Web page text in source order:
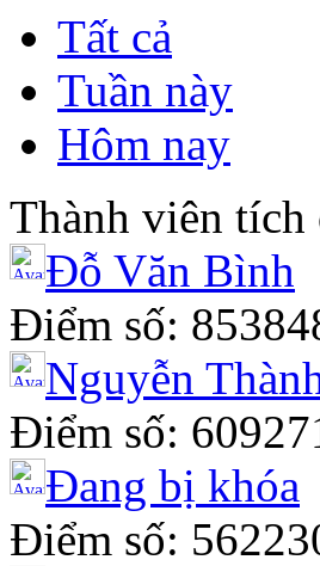
Tất cả
Tuần này
Hôm nay
Thành viên tích
Đỗ Văn Bình
Điểm số:
Nguyễn
Điểm số:
Đang bị khóa
Điểm số: